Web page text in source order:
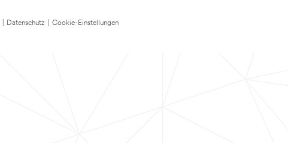
Datenschutz
Cookie-Einstellungen